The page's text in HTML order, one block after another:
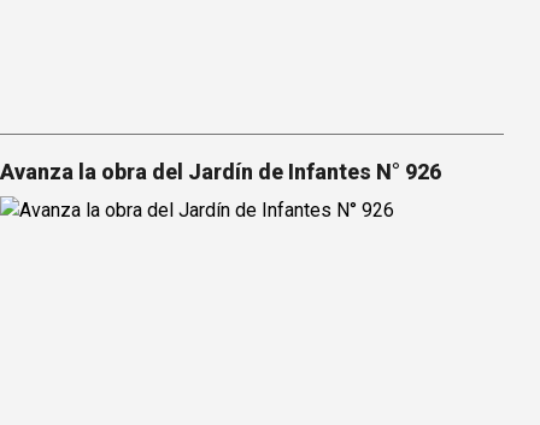
Avanza la obra del Jardín de Infantes N° 926